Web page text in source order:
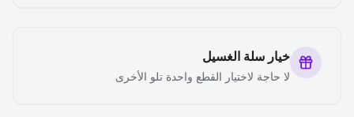
خيار سلة الغسيل
لا حاجة لاختيار القطع واحدة تلو الأخرى